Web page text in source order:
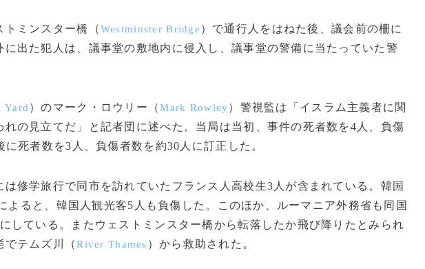
ミンスター橋（Westminster Bridge ）で通行人をはねた後、議会前の柵に
出た犯人は、議事堂の敷地内に侵入し、議事堂の警備に当たっていた警
Yard ）のマーク・ロウリー（Mark Rowley）警視監は「イスラム主義者に関
の見立てだ」と記者団に述べた。当局は当初、事件の死者数を4人、負傷
死者数を3人、負傷者数を約30人に訂正した。
修学旅行で同市を訪れていたフランス人高校生3人が含まれている。韓国
よると、韓国人観光客5人も負傷した。このほか、ルーマニア外務省も同国
している。またウェストミンスター橋から転落したか飛び降りたとみられ
でテムズ川（River Thames ）から救助された。